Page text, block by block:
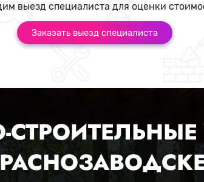
выезд специалиста для оценки
Заказать выезд специалиста